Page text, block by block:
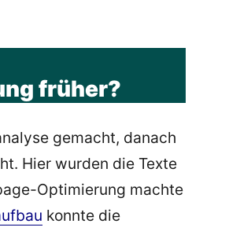
früher?
gemacht, danach
Hier wurden die Texte
Optimierung machte
konnte die